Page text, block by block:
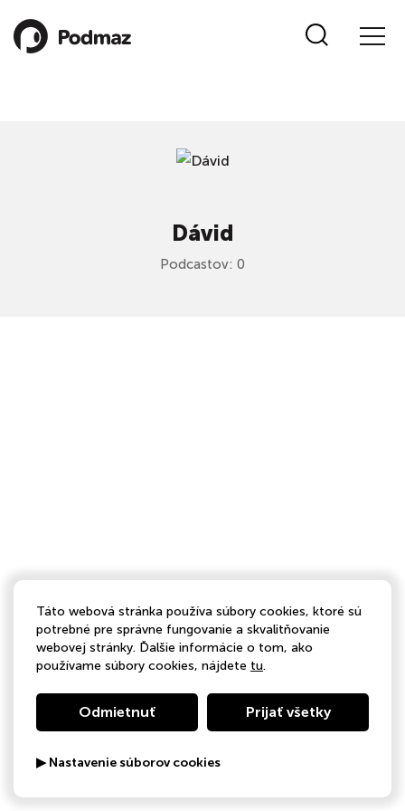
Dávid
Podcastov: 0
Táto webová stránka používa súbory cookies, ktoré sú
potrebné pre správne fungovanie a skvalitňovanie
webovej stránky. Ďalšie informácie o tom, ako
používame súbory cookies, nájdete tu.
Odmietnuť Prijať všetky
▶ Nastavenie súborov cookies